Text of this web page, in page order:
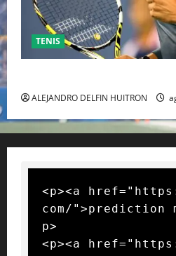
TENIS
ALEJANDRO DELFIN HUITRON
<p><a
com/">prediction
p>
<p><a